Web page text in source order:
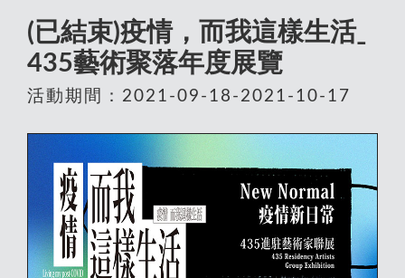
(已結束)疫情，而我這樣生活ˍ
435藝術聚落年度展覽
活動期間：2021-09-18-2021-10-17